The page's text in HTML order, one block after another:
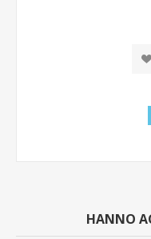
HANNO